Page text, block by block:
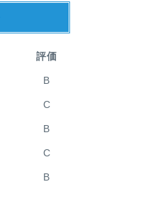
評価
B
C
B
C
B